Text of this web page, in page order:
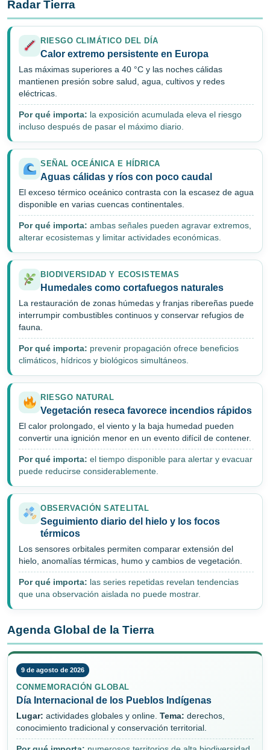
Radar Tierra
RIESGO CLIMÁTICO DEL DÍA
Calor extremo persistente en Europa
Las máximas superiores a 40 °C y las noches cálidas
mantienen presión sobre salud, agua, cultivos y redes
eléctricas.
Por qué importa: la exposición acumulada eleva el riesgo
incluso después de pasar el máximo diario.
SEÑAL OCEÁNICA E HÍDRICA
Aguas cálidas y ríos con poco caudal
El exceso térmico oceánico contrasta con la escasez de agua
disponible en varias cuencas continentales.
Por qué importa: ambas señales pueden agravar extremos,
alterar ecosistemas y limitar actividades económicas.
BIODIVERSIDAD Y ECOSISTEMAS
Humedales como cortafuegos naturales
La restauración de zonas húmedas y franjas ribereñas puede
interrumpir combustibles continuos y conservar refugios de
fauna.
Por qué importa: prevenir propagación ofrece beneficios
climáticos, hídricos y biológicos simultáneos.
RIESGO NATURAL
Vegetación reseca favorece incendios rápidos
El calor prolongado, el viento y la baja humedad pueden
convertir una ignición menor en un evento difícil de contener.
Por qué importa: el tiempo disponible para alertar y evacuar
puede reducirse considerablemente.
OBSERVACIÓN SATELITAL
Seguimiento diario del hielo y los focos
térmicos
Los sensores orbitales permiten comparar extensión del
hielo, anomalías térmicas, humo y cambios de vegetación.
Por qué importa: las series repetidas revelan tendencias
que una observación aislada no puede mostrar.
Agenda Global de la Tierra
9 de agosto de 2026
CONMEMORACIÓN GLOBAL
Día Internacional de los Pueblos Indígenas
Lugar: actividades globales y online. Tema: derechos,
conocimiento tradicional y conservación territorial.